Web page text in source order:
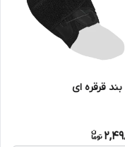
قرقره ای